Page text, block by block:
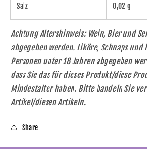
Salz 0,02 g
Achtung Altershinweis: Wein, Bier und
abgegeben werden. Liköre, Schnaps
Personen unter 18 Jahren abgegeben
dass Sie das für dieses Produkt/diese
Mindestalter haben. Bitte handeln Sie
Artikel/diesen Artikeln.
Share